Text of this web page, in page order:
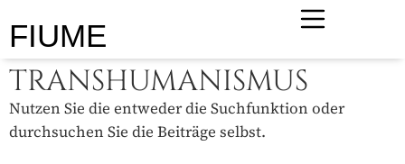
FIUME
TRANSHUMANISMUS
Nutzen Sie die entweder die Suchfunktion oder
durchsuchen Sie die Beiträge selbst.